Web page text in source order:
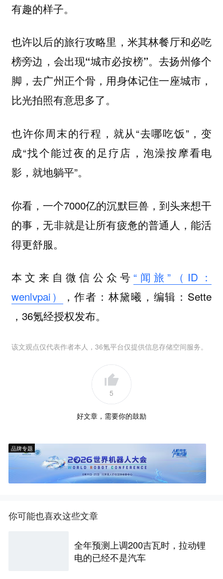
有趣的样子。
也许以后的旅行攻略里， 米其林餐厅和必吃
榜旁边，会出现“城市必按榜”。去扬州修个
脚，去广州正个骨，用身体记住一座城市，
比光拍照有意思多了。
也许你周末的行程，就从“去哪吃饭”，变
成“找个能过夜的足疗店，泡澡按摩看电
影，就地躺平”。
你看，一个7000亿的沉默巨兽，到头来想干
的事，无非就是让所有疲惫的普通人，能活
得更舒服。
本文来自微信公众号 “闻旅”（ID：
wenlvpai）
，作者：林黛曦，编辑：Sette
，36氪经授权发布。
该文观点仅代表作者本人，36氪平台仅提供信息存储空间服务。
5
好文章，需要你的鼓励
品牌专题
你可能也喜欢这些文章
全年预测上调200吉瓦时，拉动锂
电的已经不是汽车